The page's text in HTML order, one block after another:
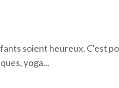
soient heureux. C'est
yoga...